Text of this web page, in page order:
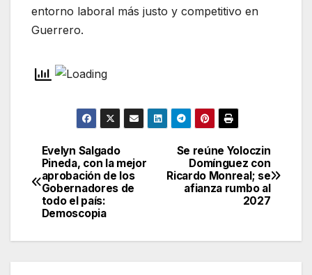
entorno laboral más justo y competitivo en
Guerrero.
Navegación
de
entradas
Se reúne Yoloczin
Domínguez con
Ricardo Monreal; se
afianza rumbo al
2027
Evelyn Salgado
Pineda, con la mejor
aprobación de los
Gobernadores de
todo el país:
Demoscopia